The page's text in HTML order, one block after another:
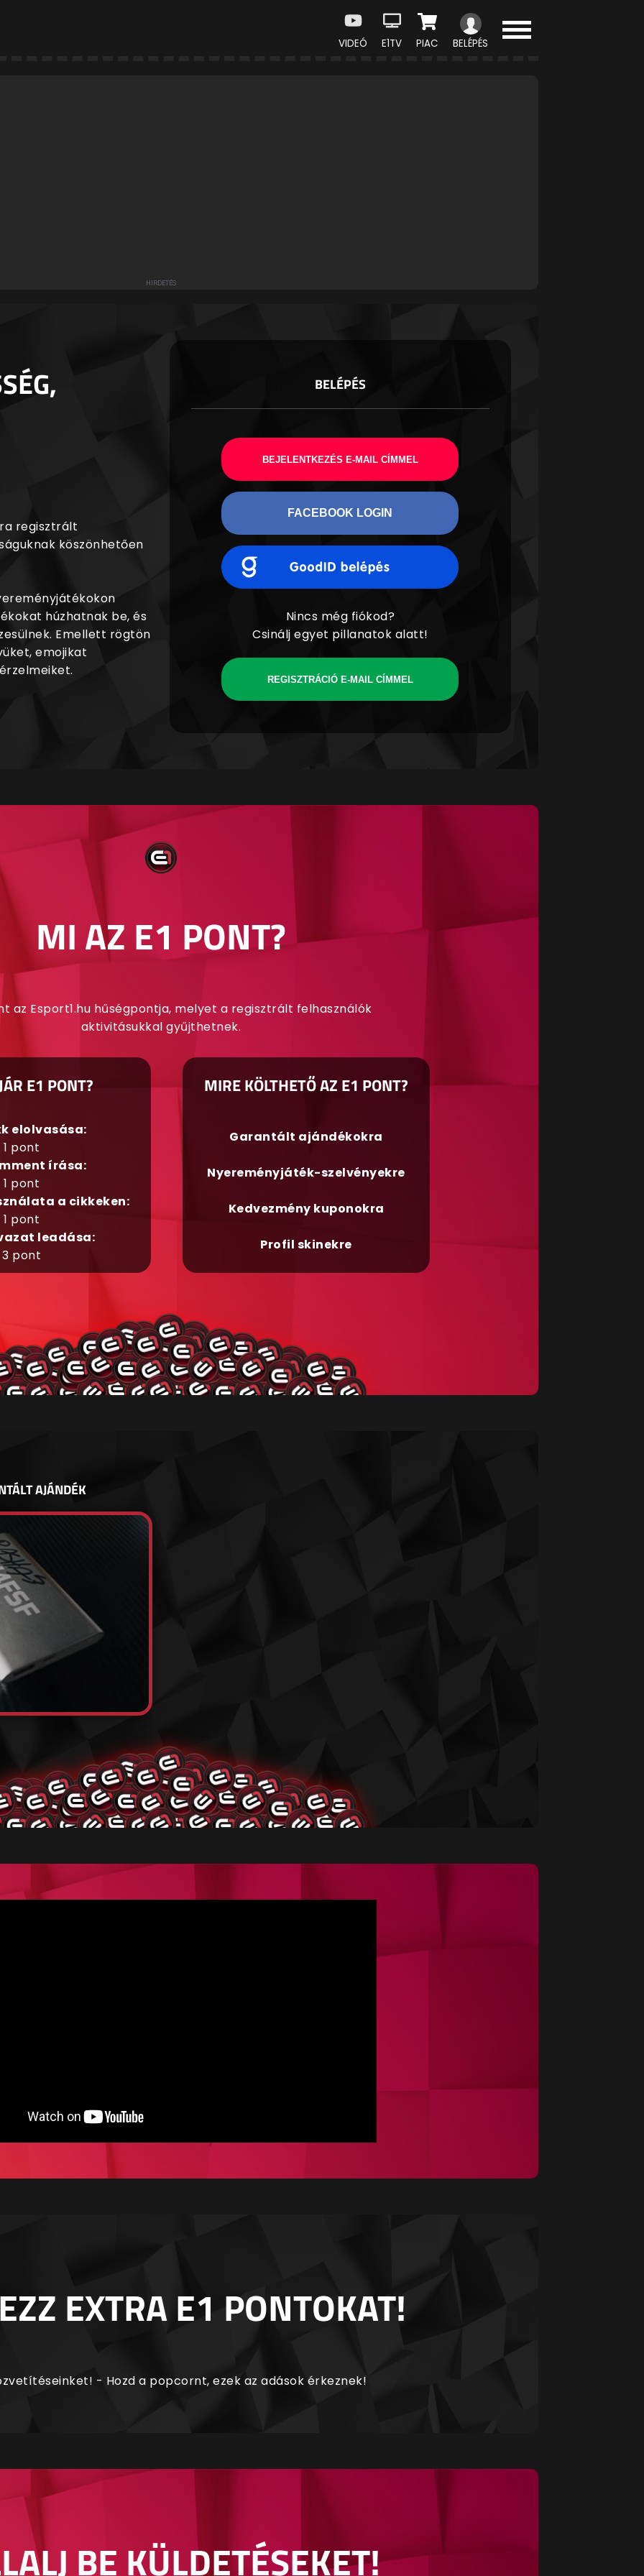
VIDEÓ E1TV PIAC BELÉPÉS
regisztrált
köszönhetően
húzhatnak be, és
Emellett rögtön
emojikat
BELÉPÉS
BEJELENTKEZÉS E-MAIL CÍMMEL
FACEBOOK LOGIN
Nincs még fiókod?
Csinálj egyet pillanatok alatt!
REGISZTRÁCIÓ E-MAIL CÍMMEL
MI AZ E1 PONT?
az Esport1.hu hűségpontja, melyet a regisztrált felhasználók
aktivitásukkal gyűjthetnek.
E1 PONT?
elolvasása:
1 pont
írása:
1 pont
a cikkeken:
1 pont
leadása:
3 pont
MIRE KÖLTHETŐ AZ E1 PONT?
Garantált ajándékokra
Nyereményjáték-szelvényekre
Kedvezmény kuponokra
Profil skinekre
AJÁNDÉK
EXTRA E1 PONTOKAT!
- Hozd a popcornt, ezek az adások érkeznek!
BE KÜLDETÉSEKET!